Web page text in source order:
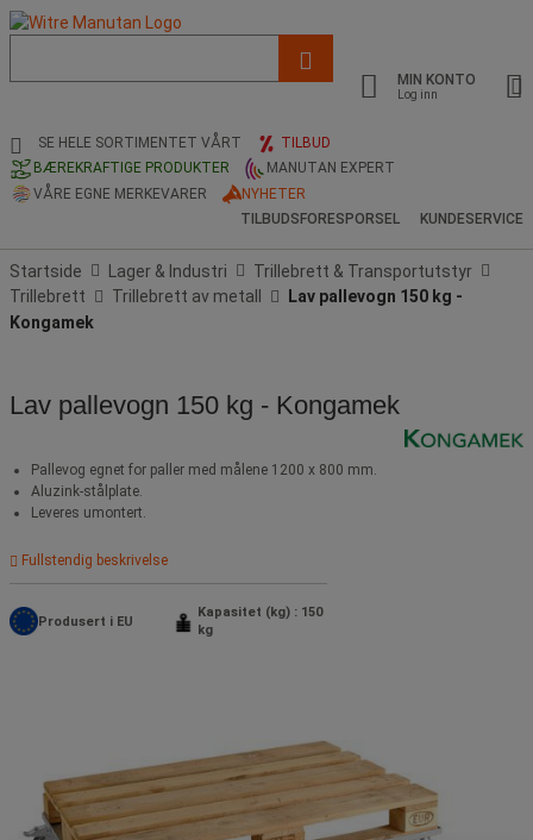
og
søkehistorikk
MIN KONTO
Log inn
SE HELE SORTIMENTET VÅRT
TILBUD
BÆREKRAFTIGE PRODUKTER
MANUTAN EXPERT
VÅRE EGNE MERKEVARER
NYHETER
TILBUDSFORESPORSEL
KUNDESERVICE
Startside Lager & Industri
Trillebrett & Transportutstyr
Trillebrett
Trillebrett av metall
Lav pallevogn 150 kg -
Kongamek
Lav pallevogn 150 kg - Kongamek
Pallevog egnet for paller med målene 1200 x 800 mm.
Aluzink-stålplate.
Leveres umontert.
Fullstendig beskrivelse
Produsert i EU
Kapasitet (kg) : 150
kg